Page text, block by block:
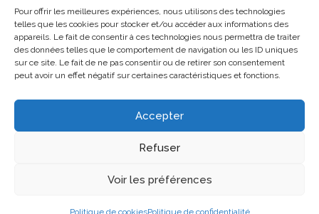
Pour offrir les meilleures expériences, nous utilisons des technologies
telles que les cookies pour stocker et/ou accéder aux informations des
appareils. Le fait de consentir à ces technologies nous permettra de traiter
des données telles que le comportement de navigation ou les ID uniques
sur ce site. Le fait de ne pas consentir ou de retirer son consentement
peut avoir un effet négatif sur certaines caractéristiques et fonctions.
Accepter
Refuser
Voir les préférences
Politique de cookiesPolitique de confidentialité
Accessibilité
Mon Compte
Contact
Politique de cookies (UE)
Copyright 2025 - DPA86 - Tous droits réservés